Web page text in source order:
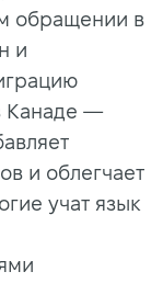
обращении в
и
Канаде —
и облегчает
учат язык